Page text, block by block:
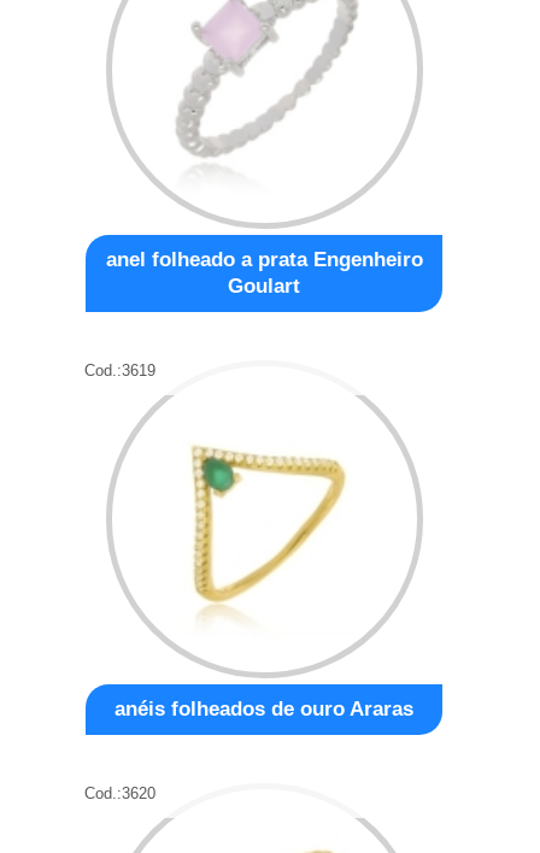
anel folheado a prata Engenheiro
Goulart
Cod.:3619
anéis folheados de ouro Araras
Cod.:3620